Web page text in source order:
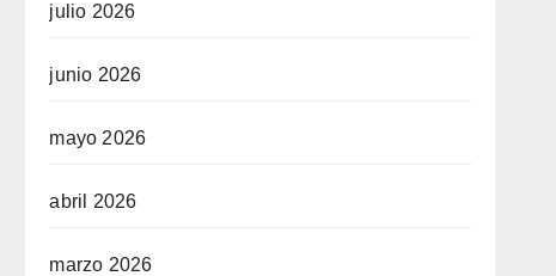
julio 2026
junio 2026
mayo 2026
abril 2026
marzo 2026